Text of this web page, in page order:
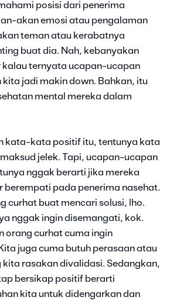
posisi dari penerima
akan emosi atau pengalaman
teman atau kerabatnya
buat dia. Nah, kebanyakan
kalau ternyata ucapan-ucapan
jadi makin down. Bahkan, itu
mental mereka dalam
kata-kata positif itu, tentunya kata
jelek. Tapi, ucapan-ucapan
nggak berarti jika mereka
berempati pada penerima nasehat.
curhat buat mencari solusi, lho.
nggak ingin disemangati, kok.
orang curhat cuma ingin
juga cuma butuh perasaan atau
rasakan divalidasi. Sedangkan,
bersikap positif berarti
kita untuk didengarkan dan